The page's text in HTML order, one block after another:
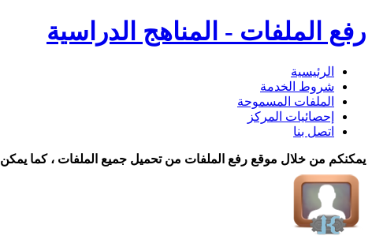
رفع الملفات - المناهج الدراسية
الرئيسية
شروط الخدمة
الملفات المسموحة
إحصائيات المركز
اتصل بنا
يمكنكم من خلال موقع رفع الملفات من تحميل جميع الملفات ، كما